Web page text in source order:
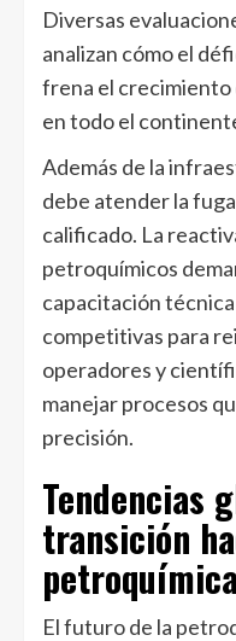
Diversas
analizan cómo el
frena el crecimiento
en todo el
Además de la
debe atender la
calificado. La
petroquímicos
capacitación
competitivas para
operadores y
manejar procesos
precisión.
Tendencias
transición
El futuro de la